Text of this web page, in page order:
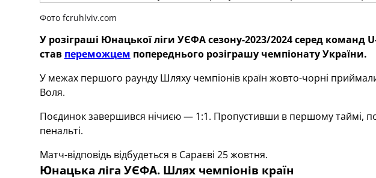
Фото fcruhlviv.com
У розіграші Юнацької ліги УЄФА сезону-2023/2024 серед команд
став переможцем попереднього розіграшу чемпіонату України.
У межах першого раунду Шляху чемпіонів країн жовто-чорні
Воля.
Поєдинок завершився нічиєю — 1:1. Пропустивши в першому таймі, по
пенальті.
Матч-відповідь відбудеться в Сараєві 25 жовтня.
Юнацька ліга УЄФА. Шлях чемпіонів країн